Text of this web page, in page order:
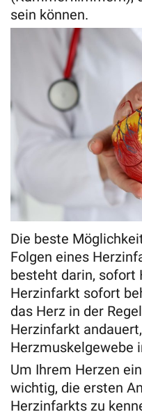
sein können.
Die beste
Folgen eines
besteht darin, sofort
Herzinfarkt sofort
das Herz in der
Herzinfarkt
Herzmuskelgewebe
Um Ihrem Herzen
wichtig, die ersten
Herzinfarkts zu